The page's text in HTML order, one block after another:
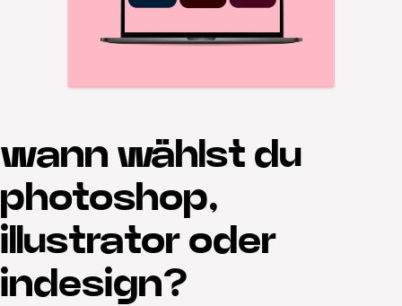
wann wählst du
photoshop,
illustrator oder
indesign?